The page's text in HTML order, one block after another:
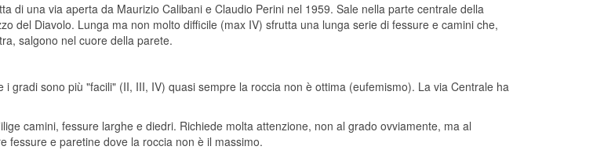
di una via aperta da Maurizio Calibani e Claudio Perini nel 1959. Sale nella parte centrale della
del Diavolo. Lunga ma non molto difficile (max IV) sfrutta una lunga serie di fessure e camini che,
salgono nel cuore della parete.
i gradi sono più "facili" (II, III, IV) quasi sempre la roccia non è ottima (eufemismo). La via Centrale ha
camini, fessure larghe e diedri. Richiede molta attenzione, non al grado ovviamente, ma al
fessure e paretine dove la roccia non è il massimo.